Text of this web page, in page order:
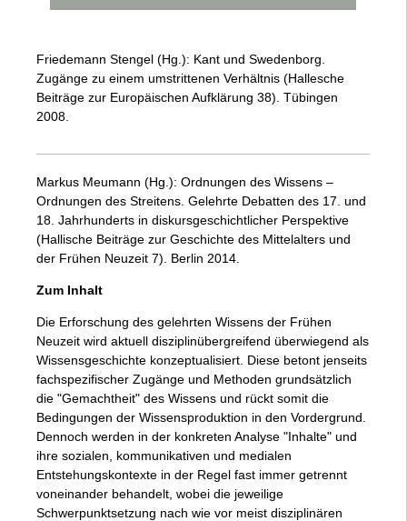
Friedemann Stengel (Hg.): Kant und Swedenborg.
Zugänge zu einem umstrittenen Verhältnis (Hallesche
Beiträge zur Europäischen Aufklärung 38). Tübingen
2008.
Markus Meumann (Hg.): Ordnungen des Wissens –
Ordnungen des Streitens. Gelehrte Debatten des 17. und
18. Jahrhunderts in diskursgeschichtlicher Perspektive
(Hallische Beiträge zur Geschichte des Mittelalters und
der Frühen Neuzeit 7). Berlin 2014.
Zum Inhalt
Die Erforschung des gelehrten Wissens der Frühen
Neuzeit wird aktuell disziplinübergreifend überwiegend als
Wissensgeschichte konzeptualisiert. Diese betont jenseits
fachspezifischer Zugänge und Methoden grundsätzlich
die "Gemachtheit" des Wissens und rückt somit die
Bedingungen der Wissensproduktion in den Vordergrund.
Dennoch werden in der konkreten Analyse "Inhalte" und
ihre sozialen, kommunikativen und medialen
Entstehungskontexte in der Regel fast immer getrennt
voneinander behandelt, wobei die jeweilige
Schwerpunktsetzung nach wie vor meist disziplinären